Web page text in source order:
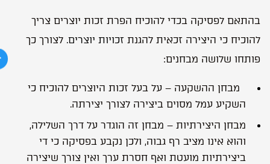
בהתאם לפסיקה בכדי להוכיח הפרת זכות יוצרים צריך
להוכיח כי היצירה זכאית להגנתזכויות יוצרים.לצורך כך
פותחו שלושה מבחנים:
מבחן ההשקעה – על בעל זכות היוצרים להוכיח כי
השקיע עמל מסוים ביצירה לצורך יצירתה.
מבחן היצירתיות – מבחן זה הוגדר על דרך השלילה,
והוא אינו מציב רף גבוה, ולכן נקבע בפסיקה כי די
ביצירתיות מועטת ואף חסרת ערך ואין צורך שיצירה